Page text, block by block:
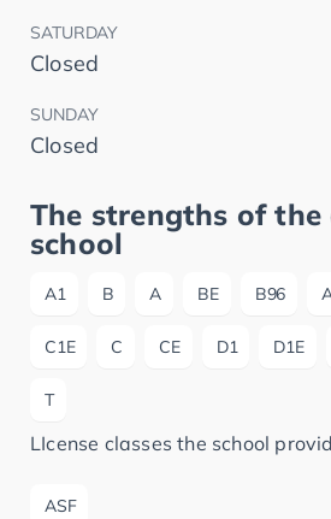
SATURDAY
Closed
SUNDAY
Closed
The strengths of
school
A1 B A BE B96
C1E C CE D1 D1E
T
LIcense classes the school
ASF